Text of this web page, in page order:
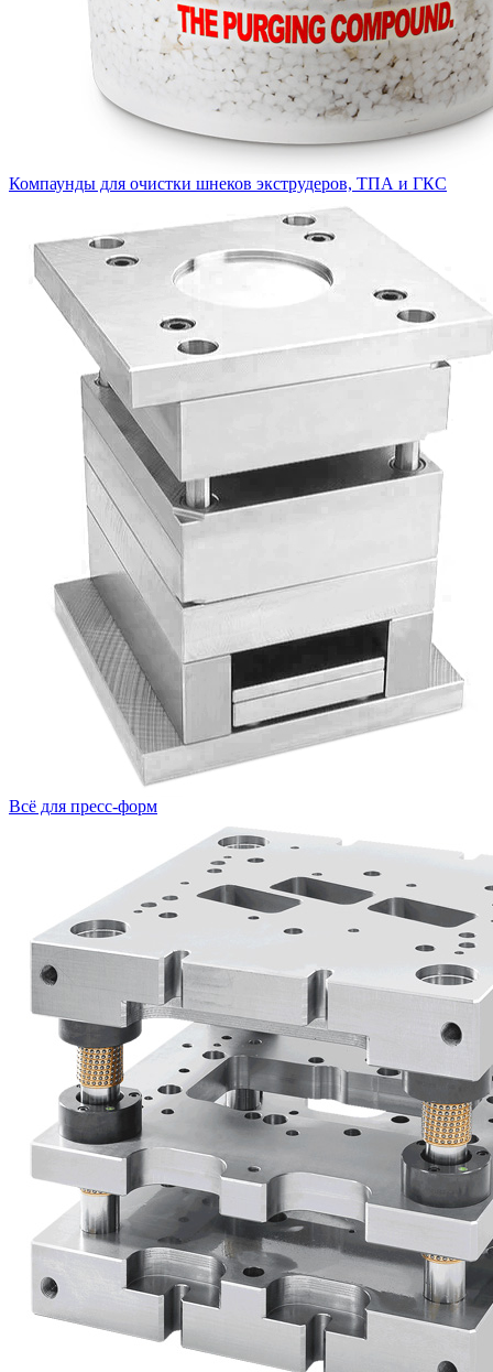
Компаунды для очистки шнеков экструдеров, ТПА и ГКС
Всё для пресс-форм